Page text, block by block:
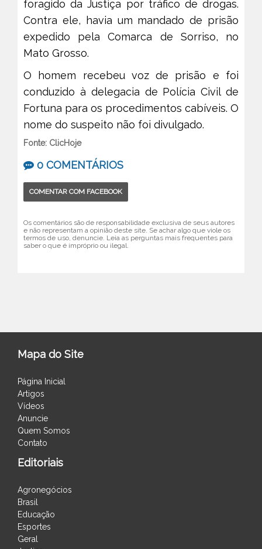
foragido da Justiça por tráfico de drogas.
Contra ele, havia um mandado de prisão
expedido pela Comarca de Sorriso, no
Mato Grosso.
O homem recebeu voz de prisão e foi
conduzido à delegacia de Polícia Civil de
Fortuna para os procedimentos cabíveis. O
nome do suspeito não foi divulgado.
Fonte: ClicHoje
0 COMENTÁRIOS
COMENTAR COM FACEBOOK
Os comentários são de responsabilidade exclusiva de seus autores
e não representam a opinião deste site. Se achar algo que viole os
termos de uso, denuncie. Leia as perguntas mais frequentes para
saber o que é impróprio ou ilegal.
Mapa do Site
Página Inicial
Artigos
Vídeos
Anuncie
Quem Somos
Contato
Editoriais
Agronegócios
Brasil
Educação
Esportes
Geral